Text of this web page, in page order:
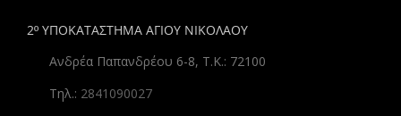
2º ΥΠΟΚΑΤΑΣΤΗΜΑ ΑΓΙΟΥ ΝΙΚΟΛΑΟΥ
Ανδρέα Παπανδρέου 6-8, Τ.Κ.: 72100
Τηλ.: 2841090027